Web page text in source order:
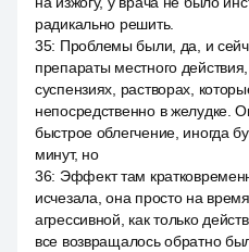
радикально решить.
35: Проблемы были, да, и
препараты местного
суспензиях, растворах,
непосредственно в желудке.
быстрое облегчение, иногда
минут, но
36: Эффект там
исчезала, она просто на
агрессивной, как только
все возвращалось обратно